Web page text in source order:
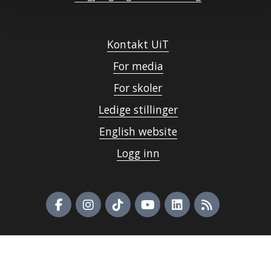
Kontakt UiT
For media
For skoler
Ledige stillinger
English website
Logg inn